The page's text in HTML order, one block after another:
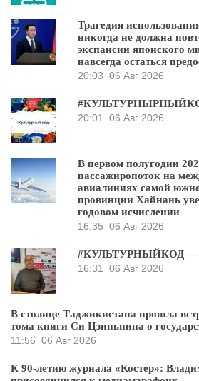
Трагедия
никогда не должна
экспансии японского
навсегда остаться
20:03 06 Авг 2026
20:01
06 Авг 2026
В первом полугодии
пассажиропоток на
авиалиниях самой
провинции Хайнань
годовом исчислении
16:35 06 Авг 2026
#КУЛЬТУРНЫЙКОД —
16:31
06 Авг 2026
В столице Таджикистана прошла
тома книги Си Цзиньпина о
11:56 06 Авг 2026
К 90-летию журнала «Костер»: